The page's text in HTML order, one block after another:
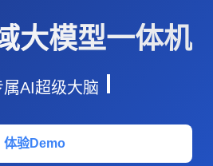
大模型一体机
AI超级大
体验Demo